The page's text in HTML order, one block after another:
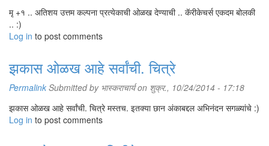
मृ +१ .. अतिशय उत्तम कल्पना प्रत्येकाची ओळख देण्याची .. कॅरीकेचर्स एकदम बोलकी
.. :)
Log in to post comments
झकास ओळख आहे सर्वांची. चित्रे
Permalink Submitted by भास्कराचार्यon शुक्र., 10/24/2014 - 17:18
झकास ओळख आहे सर्वांची. चित्रे मस्तच. इतक्या छान अंकाबद्दल अभिनंदन सगळ्यांचे :)
Log in to post comments